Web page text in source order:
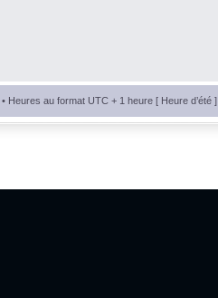
• Heures au format UTC + 1 heure [ Heure d’été ]